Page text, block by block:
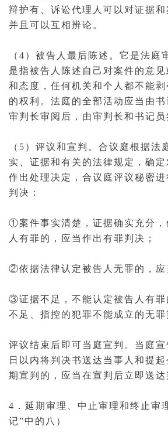
辩护有、诉讼代理人可以对证据
并且可以互相辨论。
（4）被告人最后陈述。它是法庭
是指被告人陈述自己对案件的意
和态度，任何机关和个人都不能
的权利。法庭的全部活动应当由
审判长审阅后，由审判长和书记员
（5）评议和宣判 。合议庭根据法
实、证据和有关的法律规定，确
作出处理决定，合议庭评议秘密
判决：
①案件事实清楚，证据确实充分，
人有罪的，应当作出有罪判决 ；
②依据法律认定被告人无罪的，应
③证据不足，不能认定被告人有罪
不足、指控的犯罪不能成立的无罪
评议结束后即可当庭宣判 。当庭
日以内将判决书送达当事人和提
期宣判的，应当在宣判后立即送达
4．延期审理、中止审理和终止审
记”中的八）